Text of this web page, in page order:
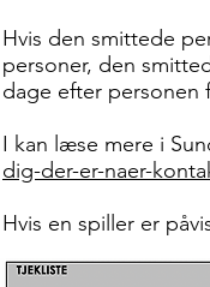
Hvis den smittede
personer, den
dage efter personen
I kan læse mere i
dig-der-er-naer-
Hvis en spiller er